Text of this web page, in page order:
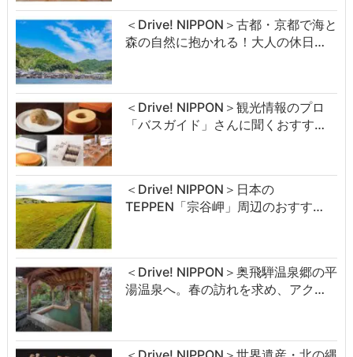
＜Drive! NIPPON＞古都・京都で海と
森の自然に抱かれる！大人の休日…
＜Drive! NIPPON＞観光情報のプロ
「バスガイド」さんに聞くおすす…
＜Drive! NIPPON＞日本の
TEPPEN「宗谷岬」周辺のおすす…
＜Drive! NIPPON＞奥飛騨温泉郷の平
湯温泉へ。春の訪れを求め、アク…